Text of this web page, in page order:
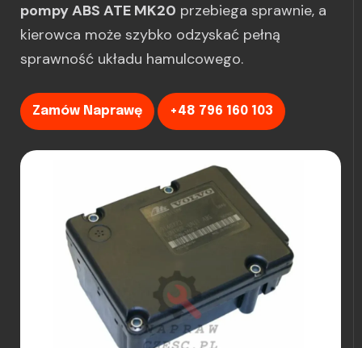
pompy ABS ATE MK20 przebiega sprawnie, a
kierowca może szybko odzyskać pełną
sprawność układu hamulcowego.
Zamów Naprawę +48 796 160 103